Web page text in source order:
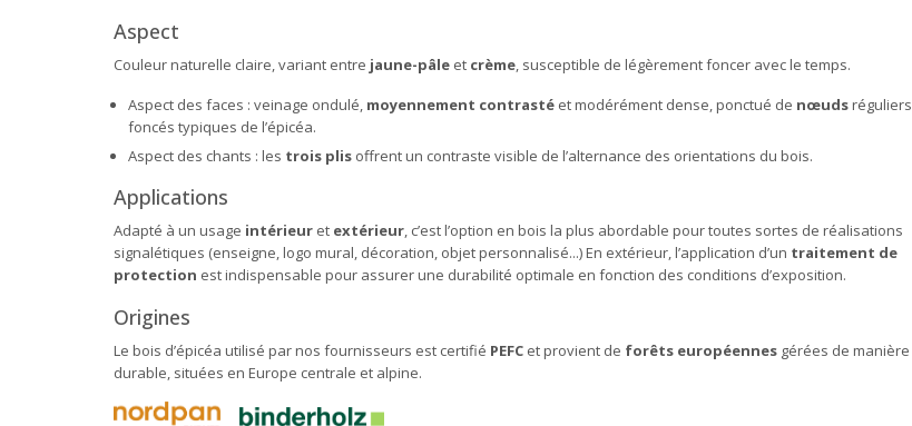
Aspect
Couleur naturelle claire, variant entre jaune-pâle et crème , susceptible de légèrement foncer avec le temps.
Aspect des faces : veinage ondulé, moyennement contrasté et modérément dense, ponctué de nœudsréguliers
foncés typiques de l’épicéa.
Aspect des chants : les trois plis offrent un contraste visible de l’alternance des orientations du bois.
Applications
Adapté à un usage intérieur et extérieur , c’est l’option en bois la plus abordable pour toutes sortes de réalisations
signalétiques (enseigne, logo mural, décoration, objet personnalisé...) En extérieur, l’application d’un traitement de
protection est indispensable pour assurer une durabilité optimale en fonction des conditions d’exposition.
Origines
Le bois d’épicéa utilisé par nos fournisseurs est certifié PEFC et provient de forêts européennes gérées de manière
durable, situées en Europe centrale et alpine.